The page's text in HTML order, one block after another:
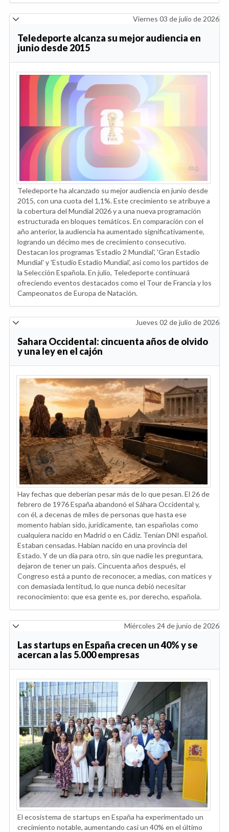
Viernes 03 de julio de 2026
Teledeporte alcanza su mejor audiencia en
junio desde 2015
Teledeporte ha alcanzado su mejor audiencia en junio desde
2015, con una cuota del 1,1%. Este crecimiento se atribuye a
la cobertura del Mundial 2026 y a una nueva programación
estructurada en bloques temáticos. En comparación con el
año anterior, la audiencia ha aumentado significativamente,
logrando un décimo mes de crecimiento consecutivo.
Destacan los programas 'Estadio 2 Mundial', 'Gran Estadio
Mundial' y 'Estudio Estadio Mundial', así como los partidos de
la Selección Española. En julio, Teledeporte continuará
ofreciendo eventos destacados como el Tour de Francia y los
Campeonatos de Europa de Natación.
Jueves 02 de julio de 2026
Sahara Occidental: cincuenta años de olvido
y una ley en el cajón
Hay fechas que deberían pesar más de lo que pesan. El 26 de
febrero de 1976 España abandonó el Sáhara Occidental y,
con él, a decenas de miles de personas que hasta ese
momento habían sido, jurídicamente, tan españolas como
cualquiera nacido en Madrid o en Cádiz. Tenían DNI español.
Estaban censadas. Habían nacido en una provincia del
Estado. Y de un día para otro, sin que nadie les preguntara,
dejaron de tener un país. Cincuenta años después, el
Congreso está a punto de reconocer, a medias, con matices y
con demasiada lentitud, lo que nunca debió necesitar
reconocimiento: que esa gente es, por derecho, española.
Miércoles 24 de junio de 2026
Las startups en España crecen un 40% y se
acercan a las 5.000 empresas
El ecosistema de startups en España ha experimentado un
crecimiento notable, aumentando casi un 40% en el último